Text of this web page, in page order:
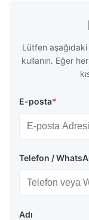
Lütfen
kullanın. Eğer
E-posta*
Telefon /
Adı